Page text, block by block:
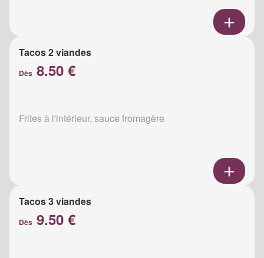
Tacos 2 viandes
Dès 8.50 €
Frites à l'intérieur, sauce fromagère
Tacos 3 viandes
Dès 9.50 €